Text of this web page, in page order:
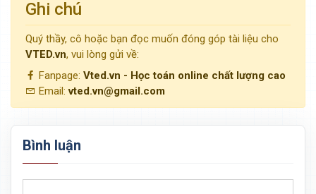
Ghi chú
Quý thầy, cô hoặc bạn đọc muốn đóng góp tài liệu cho
VTED.vn, vui lòng gửi về:
Fanpage: Vted.vn - Học toán online chất lượng cao
Email:vted.vn@gmail.com
Bình luận